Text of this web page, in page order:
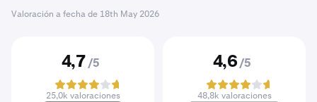
Valoración a fecha de 18th May 2026
4,7 /5
25,0k valoraciones
4,6 /5
48,8k valoraciones